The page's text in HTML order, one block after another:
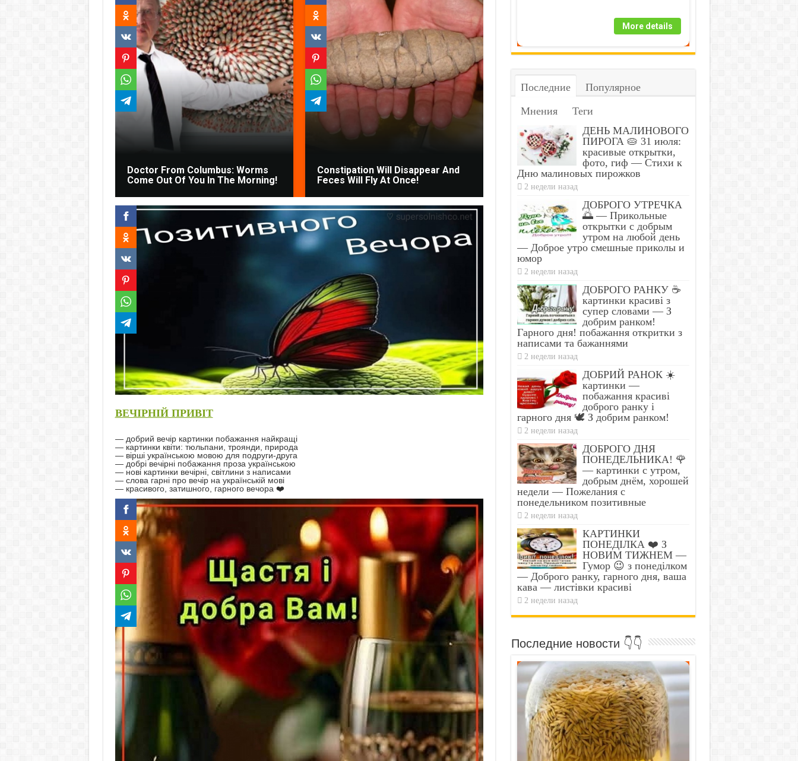
Doctor From Columbus: Worms
Come Out Of You In The Morning!
Constipation Will Disappear And
Feces Will Fly At Once!
Find Papillomas On Your Neck Or
Armpit? It's The First Stage Of...
ВЕЧІРНІЙ ПРИВІТ
— добрий вечір картинки побажання найкращі
— картинки квіти: тюльпани, троянди, природа
— вірші українською мовою для подруги-друга
— добрі вечірні побажання проза українською
— нові картинки вечірні, світлини з написами
— слова гарні про вечір на українській мові
— красивого, затишного, гарного вечора ❤️
More details
Последние
Популярное
Мнения
Теги
ДЕНЬ МАЛИНОВОГО
ПИРОГА 🥧 31 июля:
красивые открытки,
фото, гиф — Стихи к
Дню малиновых пирожков
2 недели назад
ДОБРОГО УТРЕЧКА
🌅 — Прикольные
открытки с добрым
утром на любой день
— Доброе утро смешные приколы и
юмор
2 недели назад
ДОБРОГО РАНКУ ☕
картинки красиві з
супер словами — З
добрим ранком!
Гарного дня! побажання откритки з
написами та бажаннями
2 недели назад
ДОБРИЙ РАНОК ☀️
картинки —
побажання красиві
доброго ранку і
гарного дня 🕊️ З добрим ранком!
2 недели назад
ДОБРОГО ДНЯ
ПОНЕДЕЛЬНИКА! 🌹
— картинки с утром,
добрым днём, хорошей
недели — Пожелания с
понедельником позитивные
2 недели назад
КАРТИНКИ
ПОНЕДІЛКА ❤️ З
НОВИМ ТИЖНЕМ —
Гумор 😉 з понеділком
— Доброго ранку, гарного дня, ваша
кава — листівки красиві
2 недели назад
Последние новости 👇👇